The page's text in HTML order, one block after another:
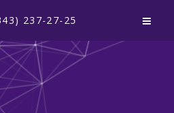
237-27-25